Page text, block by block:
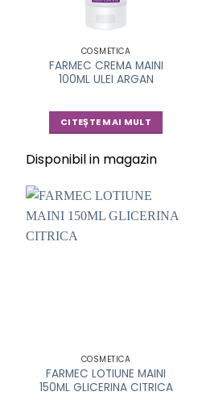
COSMETICA
FARMEC CREMA MAINI
100ML ULEI ARGAN
CITEȘTE MAI MULT
Disponibil in magazin
COSMETICA
FARMEC LOTIUNE MAINI
150ML GLICERINA CITRICA